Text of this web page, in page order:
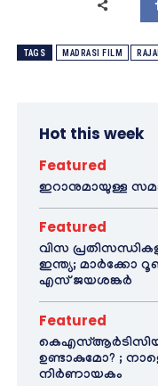
TAGS MADRASI FILM
Hot this week
Featured
ഇറാനുമായുള്ള
Featured
വിസ
ഇന്ത്യ; മാർക്കോ
എസ് ജയശങ്കർ
Featured
ഉണ്ടാകുമോ? ;
നിർണായകം